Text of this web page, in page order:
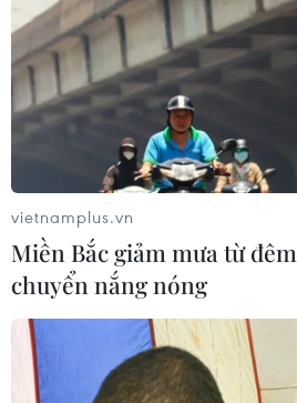
vietnamplus.vn
Miền Bắc giảm mưa từ
chuyển nắng nóng